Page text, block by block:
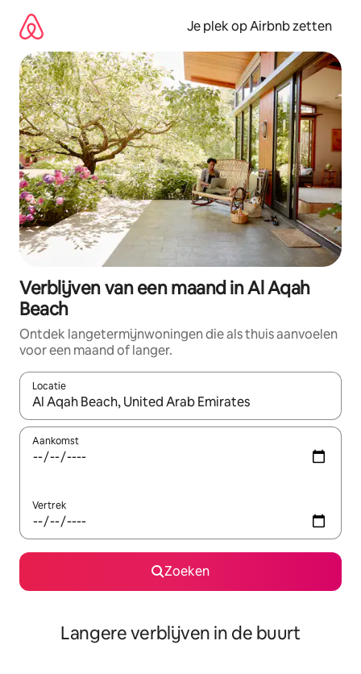
direct
naar
inhoud
Je plek op Airbnb zetten
Verblijven van een maand in Al Aqah
Beach
Ontdek langetermijnwoningen die als thuis aanvoelen
voor een maand of langer.
Locatie
Wanneer er resultaten beschikbaar zijn, maak je een keuze
Aankomst
Vertrek
Zoeken
Langere verblijven in de buurt